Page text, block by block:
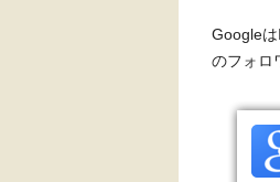
Google
のフォロ